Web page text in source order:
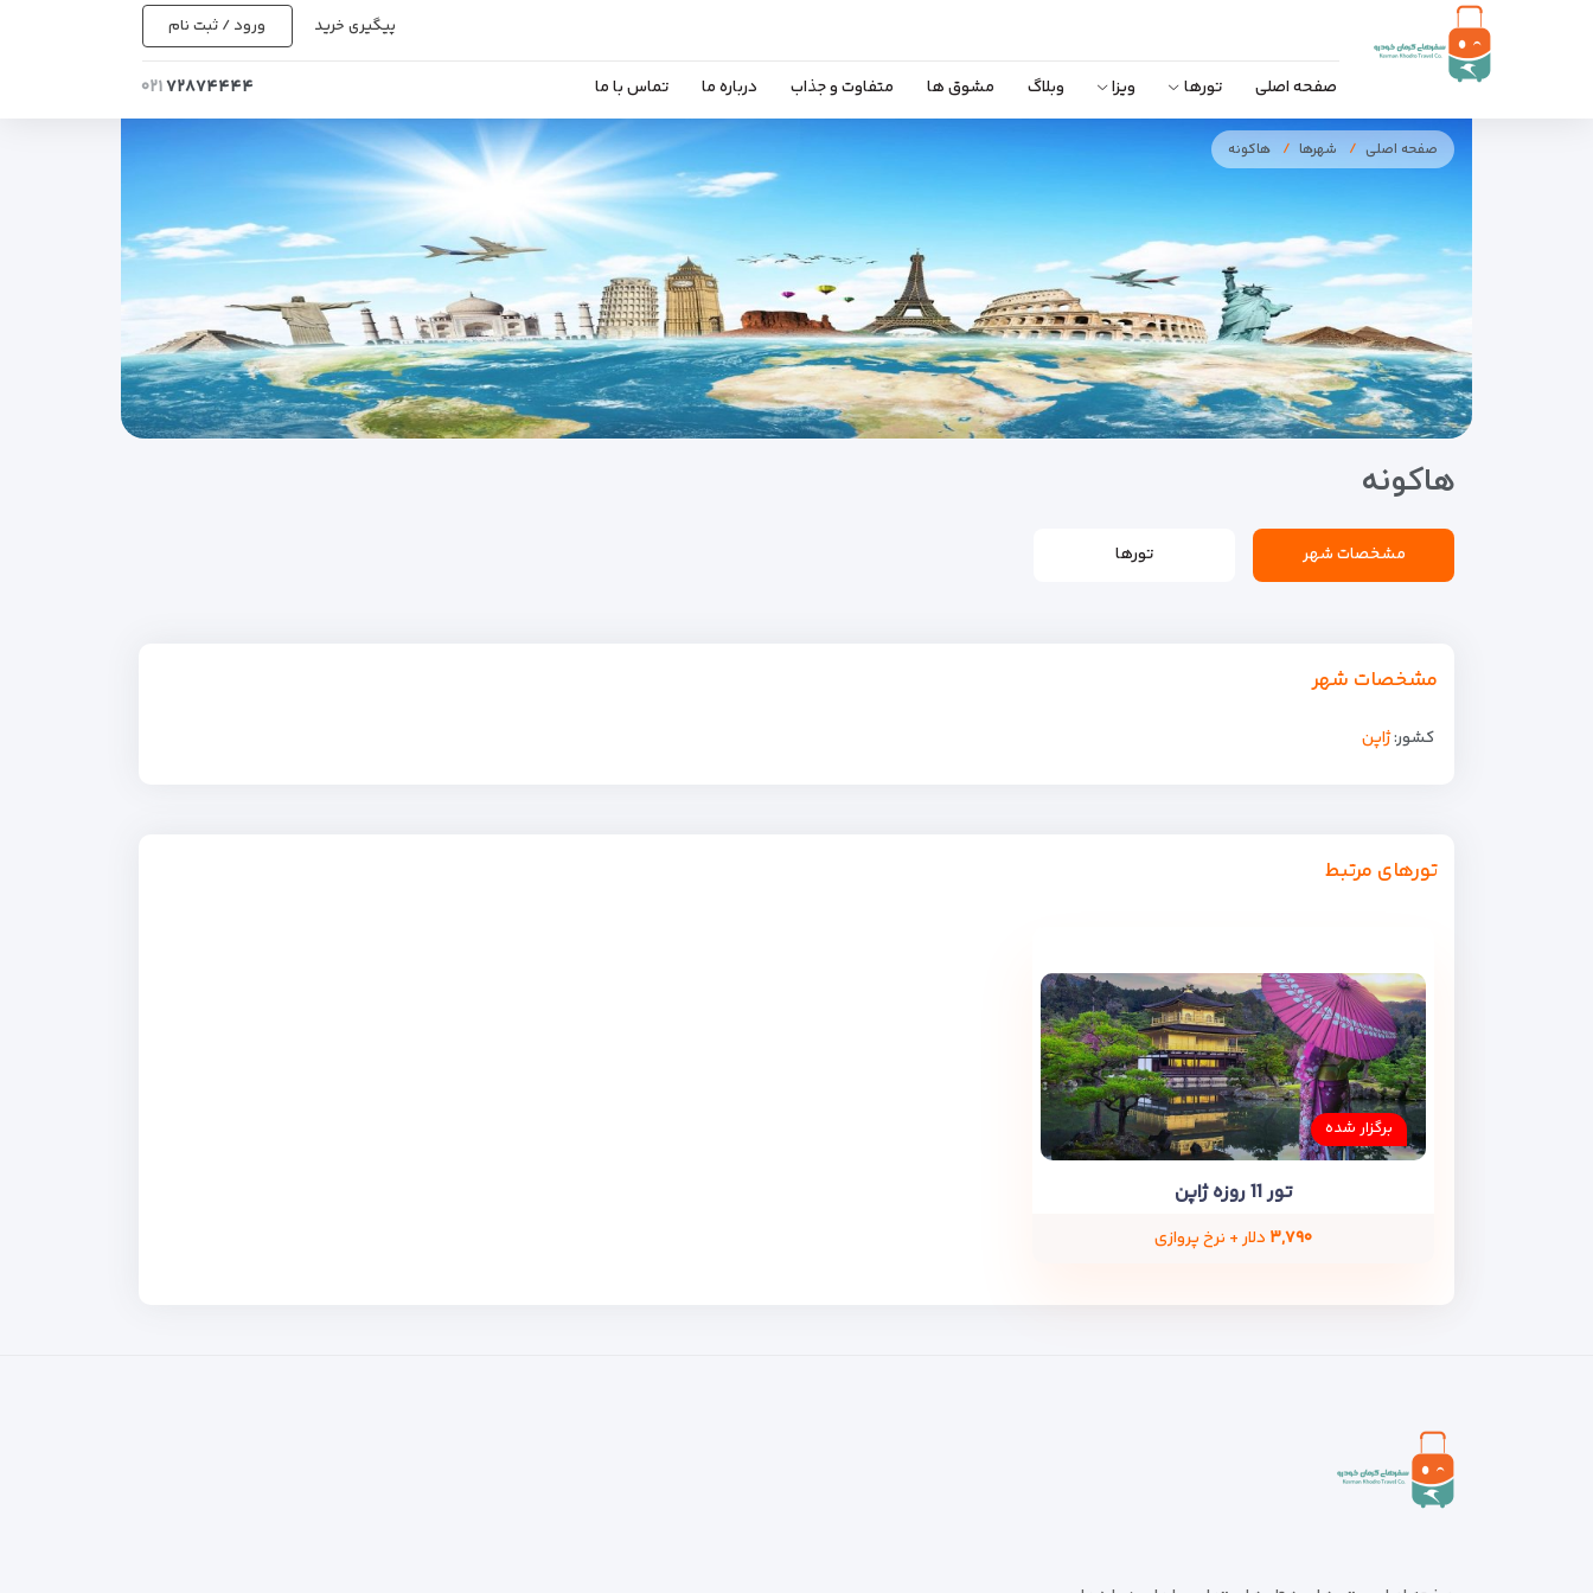
پیگیری خرید ورود / ثبت نام
صفحه اصلی تورها ویزا وبلاگ مشوق ها متفاوت و جذاب درباره ما تماس با ما ۷۲۸۷۴۴۴۴۰۲۱
صفحه اصلی شهرها هاکونه
هاکونه
مشخصات شهر تورها
مشخصات شهر
کشور:ژاپن
تورهای مرتبط
برگزار شده
تور 11 روزه ژاپن
۳,۷۹۰ دلار + نرخ پروازی